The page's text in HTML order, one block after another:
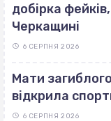
добірка
Черкащині
6 СЕРПНЯ 2026
Мати
відкрила
6 СЕРПНЯ 2026